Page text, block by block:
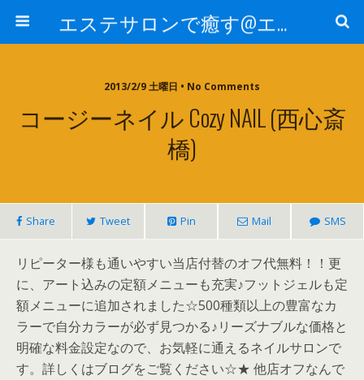
エステサロンで癒す@エステ～全国エステ情報
2013/2/9 土曜日 • No Comments
コージーネイル Cozy NAIL (西心斎
橋)
Share Tweet Pin Mail SMS
リピーター様も通いやすい当店付替のオフ代無料！！更
に、アート込みの定額メニューも充実♪フットジェルも定
額メニューに追加されました☆500種類以上の豊富なカ
ラーで自分カラーが必ず見つかる♪リーズナブルな価格と
明確な料金設定なので、お気軽に通えるネイルサロンで
す。詳しくはブログをご覧ください☆★ 他店オフなんで